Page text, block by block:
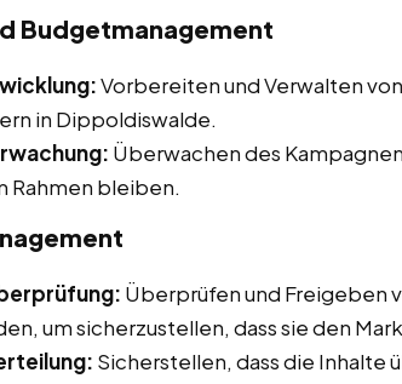
Budgetmanagement
Vorbereiten und Verwalten
in Dippoldiswalde.
Überwachen des
Rahmen bleiben.
Überprüfen und Freigeben
um sicherzustellen, dass sie den
Sicherstellen, dass die Inhalte